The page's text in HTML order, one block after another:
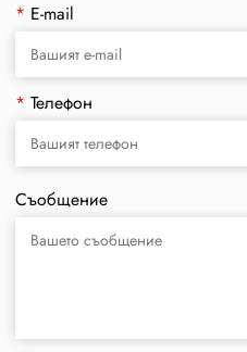
* E-mail
* Телефон
Съобщение